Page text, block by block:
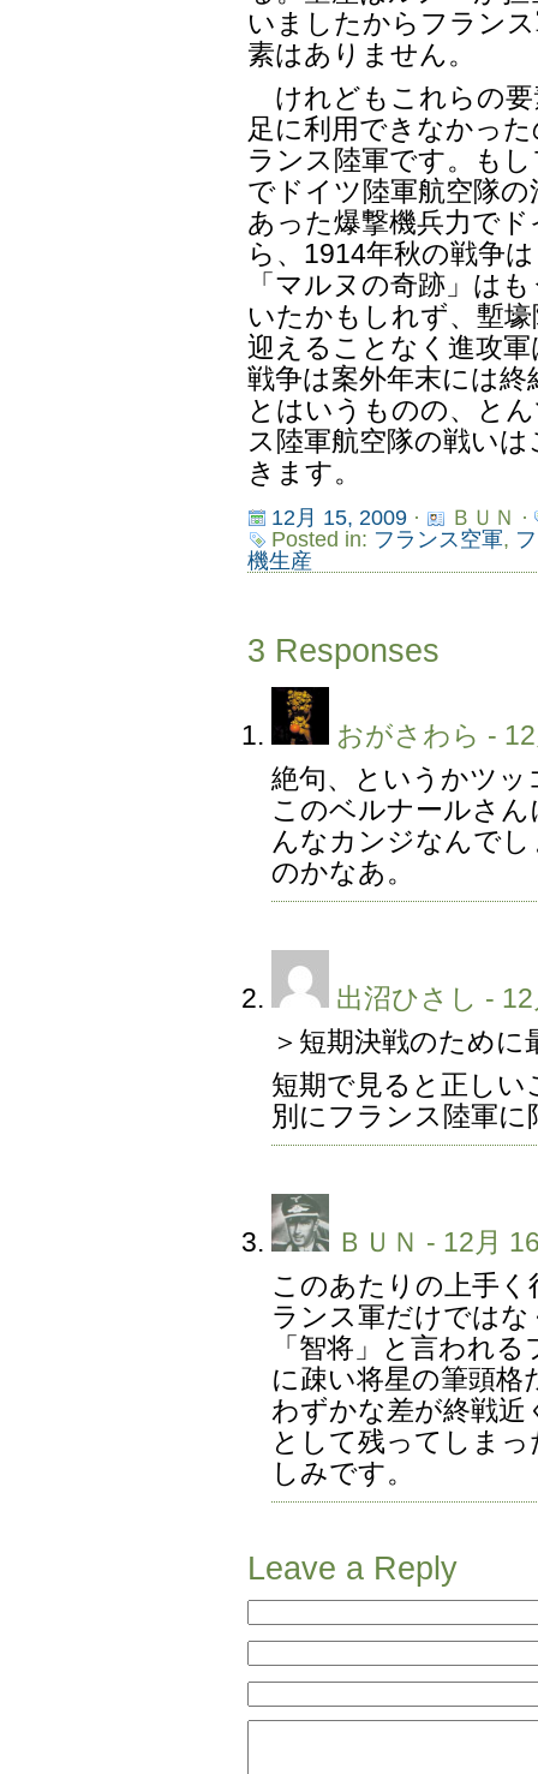
いましたからフラン
素はありません。
けれどもこれらの要
足に利用できなかっ
ランス陸軍です。も
でドイツ陸軍航空隊
あった爆撃機兵力で
ら、1914年秋の戦争
「マルヌの奇跡」は
いたかもしれず、塹
迎えることなく進攻
戦争は案外年末には
とはいうものの、と
ス陸軍航空隊の戦い
きます。
12月 15, 2009·
ＢＵＮ ·
Posted in: フランス空軍,
機生産
3 Responses
おがさわら -
絶句、というかツ
このベルナールさ
んなカンジなんで
のかなあ。
出沼ひさし -
＞短期決戦のため
短期で見ると正しい
別にフランス陸軍
ＢＵＮ - 12月
このあたりの上手
ランス軍だけでは
「智将」と言われ
に疎い将星の筆頭
わずかな差が終戦
として残ってしま
しみです。
Leave a Reply